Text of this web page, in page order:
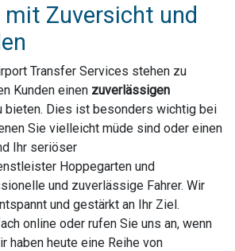
mit Zuversicht und
Transfer Services stehen zu
Kunden einen zuverlässigen
bieten. Dies ist besonders wichtig bei
Sie vielleicht müde sind oder einen
Ihr seriöser
Hoppegarten und
und zuverlässige Fahrer. Wir
und gestärkt an Ihr Ziel.
online oder rufen Sie uns an, wenn
haben heute eine Reihe von